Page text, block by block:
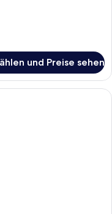
und Preise sehen
Hotelzimmer mit